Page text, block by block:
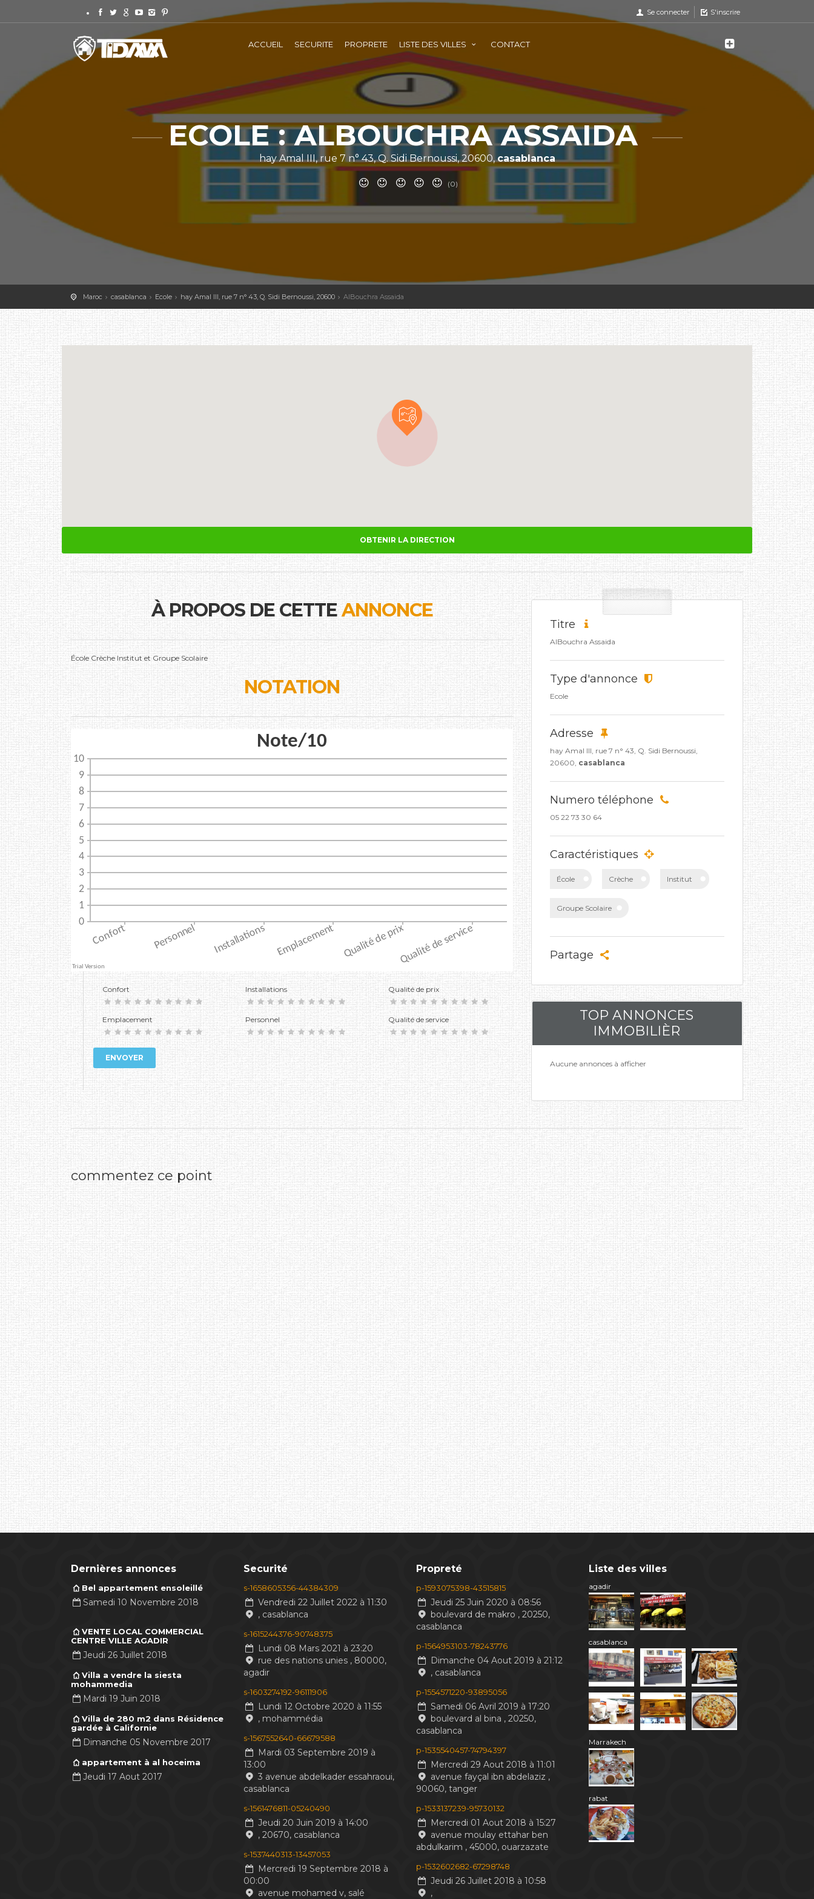
Se connecter S'inscrire
ACCUEIL SECURITE PROPRETE LISTE DES VILLES CONTACT
ECOLE : ALBOUCHRA ASSAIDA
hay Amal III, rue 7 n° 43, Q. Sidi Bernoussi, 20600,casablanca
(0)
Maroc casablanca Ecole hay Amal III, rue 7 n° 43, Q. Sidi Bernoussi, 20600 AlBouchra Assaida
OBTENIR LA DIRECTION
À PROPOS DE CETTEANNONCE
École Crèche Institut et Groupe Scolaire
NOTATION
Confort
Emplacement
Installations
Personnel
Qualité de prix
Qualité de service
ENVOYER
Titre
AlBouchra Assaida
Type d'annonce
Ecole
Adresse
hay Amal III, rue 7 n° 43, Q. Sidi Bernoussi,
20600, casablanca
Numero téléphone
05 22 73 30 64
Caractéristiques
École Crèche Institut
Groupe Scolaire
Partage
TOP ANNONCES
IMMOBILIÈR
Aucune annonces à afficher
commentez ce point
Dernières annonces
Bel appartement ensoleillé
Samedi 10 Novembre 2018
VENTE LOCAL COMMERCIAL
CENTRE VILLE AGADIR
Jeudi 26 Juillet 2018
Villa a vendre la siesta
mohammedia
Mardi 19 Juin 2018
Villa de 280 m2 dans Résidence
gardée à Californie
Dimanche 05 Novembre 2017
appartement à al hoceima
Jeudi 17 Aout 2017
Securité
s-1658605356-44384309
Vendredi 22 Juillet 2022 à 11:30
, casablanca
s-1615244376-90748375
Lundi 08 Mars 2021 à 23:20
rue des nations unies , 80000,
agadir
s-1603274192-96111906
Lundi 12 Octobre 2020 à 11:55
, mohammédia
s-1567552640-66679588
Mardi 03 Septembre 2019 à
13:00
3 avenue abdelkader essahraoui,
casablanca
s-1561476811-05240490
Jeudi 20 Juin 2019 à 14:00
, 20670, casablanca
s-1537440313-13457053
Mercredi 19 Septembre 2018 à
00:00
avenue mohamed v, salé
Propreté
p-1593075398-43515815
Jeudi 25 Juin 2020 à 08:56
boulevard de makro , 20250,
casablanca
p-1564953103-78243776
Dimanche 04 Aout 2019 à 21:12
, casablanca
p-1554571220-93895056
Samedi 06 Avril 2019 à 17:20
boulevard al bina , 20250,
casablanca
p-1535540457-74794397
Mercredi 29 Aout 2018 à 11:01
avenue fayçal ibn abdelaziz ,
90060, tanger
p-1533137239-95730132
Mercredi 01 Aout 2018 à 15:27
avenue moulay ettahar ben
abdulkarim , 45000, ouarzazate
p-1532602682-67298748
Jeudi 26 Juillet 2018 à 10:58
,
Liste des villes
agadir
casablanca
Marrakech
rabat